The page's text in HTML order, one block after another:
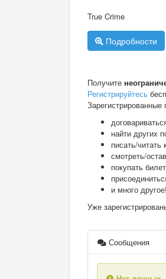
True Crime
Подробности
Получите
Регистрируйтесь
Зарегистрированные
найти других
писать/
смотреть/
покупать
и много другое!
Уже
Сообщения